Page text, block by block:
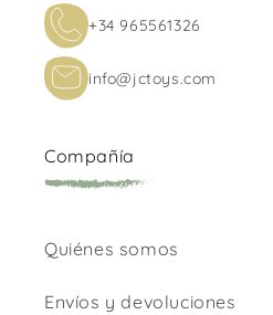
+34 965561326
info@jctoys.com
Compañía
Quiénes somos
Envíos y devoluciones